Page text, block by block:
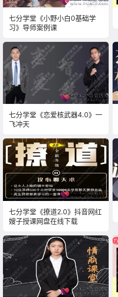
七分学堂《小野小白0基础学
习》导师案例课
七分学堂《恋爱核武器4.0》一
飞冲天
七分学堂《撩道2.0》抖音网红
嫂子授课网盘在线下载